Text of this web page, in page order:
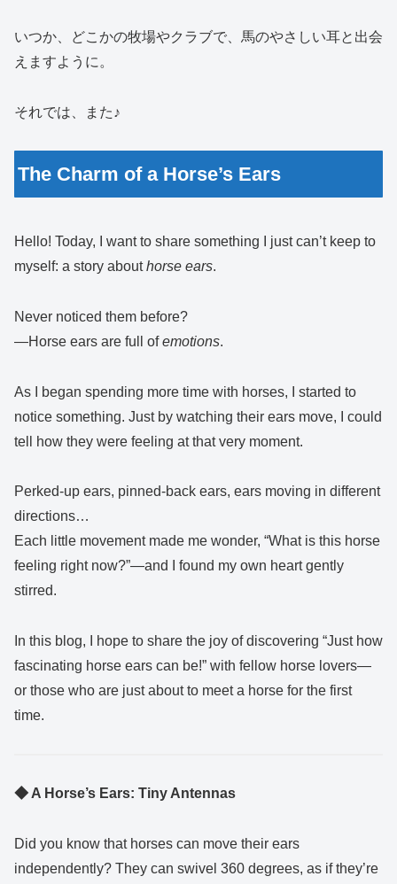
いつか、どこかの牧場やクラブで、馬のやさしい耳と出会
えますように。
それでは、また♪
The Charm of a Horse’s Ears
Hello! Today, I want to share something I just can’t keep to
myself: a story abouthorse ears.
Never noticed them before?
—Horse ears are full ofemotions.
As I began spending more time with horses, I started to
notice something. Just by watching their ears move, I could
tell how they were feeling at that very moment.
Perked-up ears, pinned-back ears, ears moving in different
directions…
Each little movement made me wonder, “What is this horse
feeling right now?”—and I found my own heart gently
stirred.
In this blog, I hope to share the joy of discovering “Just how
fascinating horse ears can be!” with fellow horse lovers—
or those who are just about to meet a horse for the first
time.
◆ A Horse’s Ears: Tiny Antennas
Did you know that horses can move their ears
independently? They can swivel 360 degrees, as if they’re